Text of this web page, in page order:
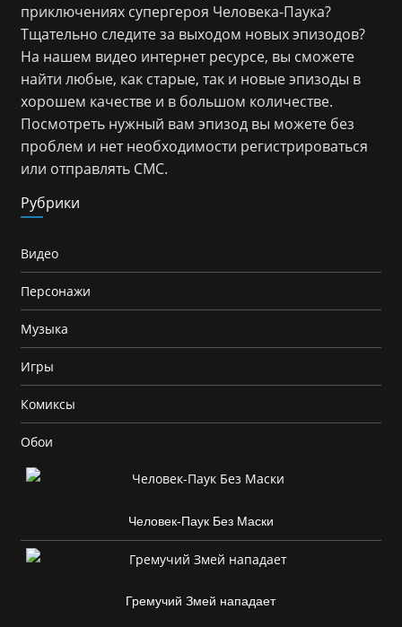
приключениях супергероя Человека-Паука?
Тщательно следите за выходом новых эпизодов?
На нашем видео интернет ресурсе, вы сможете
найти любые, как старые, так и новые эпизоды в
хорошем качестве и в большом количестве.
Посмотреть нужный вам эпизод вы можете без
проблем и нет необходимости регистрироваться
или отправлять СМС.
Рубрики
Видео
Персонажи
Музыка
Игры
Комиксы
Обои
Человек-Паук Без Маски
Гремучий Змей нападает